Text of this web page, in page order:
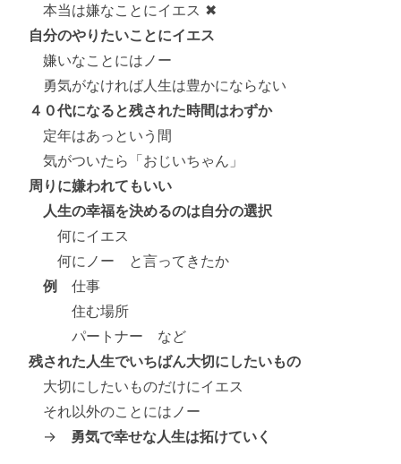
本当は嫌なことにイエス ✖
自分のやりたいことにイエス
嫌いなことにはノー
勇気がなければ人生は豊かにならない
４０代になると残された時間はわずか
定年はあっという間
気がついたら「おじいちゃん」
周りに嫌われてもいい
人生の幸福を決めるのは自分の選択
何にイエス
何にノー と言ってきたか
例
仕事
住む場所
パートナー など
残された人生でいちばん大切にしたいもの
大切にしたいものだけにイエス
それ以外のことにはノー
→ 勇気で幸せな人生は拓けていく